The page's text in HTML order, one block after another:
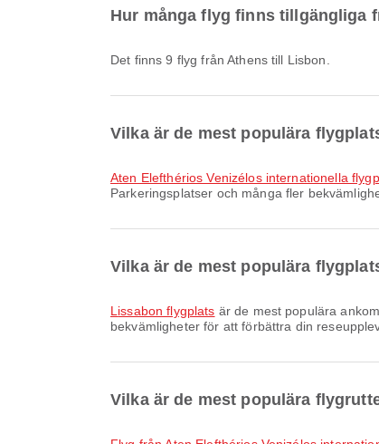
Hur många flyg finns tillgängliga
Det finns 9 flyg från Athens till Lisbon.
Vilka är de mest populära
Aten Elefthérios Venizélos internationella
Parkeringsplatser och många fler
Vilka är de mest populära
Lissabon flygplats är de mest populära
bekvämligheter för att förbättra din
Vilka är de mest populära